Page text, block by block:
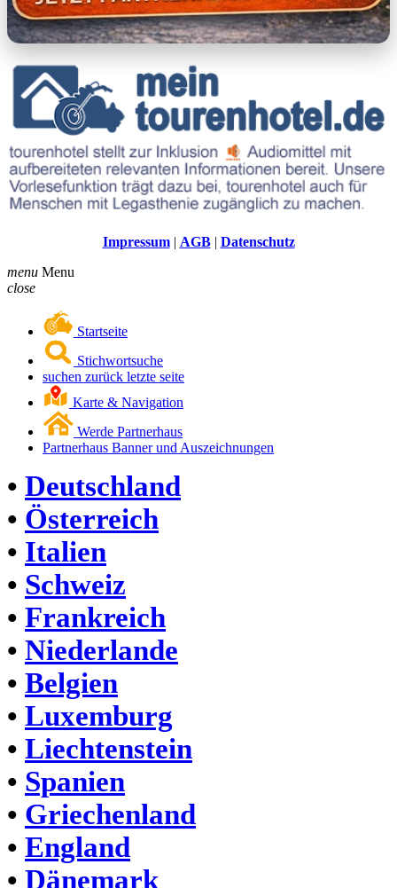
Impressum| AGB| Datenschutz
menu Menu
close
Startseite
Stichwortsuche
suchen zurück letzte seite
Karte & Navigation
Werde Partnerhaus
Partnerhaus Banner und Auszeichnungen
• Deutschland
• Österreich
• Italien
• Schweiz
• Frankreich
• Niederlande
• Belgien
• Luxemburg
• Liechtenstein
• Spanien
• Griechenland
• England
• Dänemark